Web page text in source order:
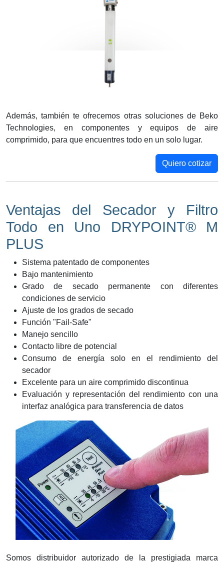
Además, también te ofrecemos otras soluciones de Beko
Technologies, en componentes y equipos de aire
comprimido, para que encuentres todo en un solo lugar.
Quiero cotizar
Ventajas del Secador y Filtro
Todo en Uno DRYPOINT® M
PLUS
Sistema patentado de componentes
Bajo mantenimiento
Grado de secado permanente con diferentes
condiciones de servicio
Ajuste de los grados de secado
Función "Fail-Safe"
Manejo sencillo
Contacto libre de potencial
Consumo de energía solo en el rendimiento del
secador
Excelente para un aire comprimido discontinua
Evaluación y representación del rendimiento con una
interfaz analógica para transferencia de datos
Somos distribuidor autorizado de la prestigiada marca